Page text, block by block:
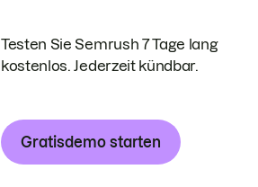
Testen Sie Semrush 7 Tage lang
kostenlos. Jederzeit kündbar.
Gratisdemo starten